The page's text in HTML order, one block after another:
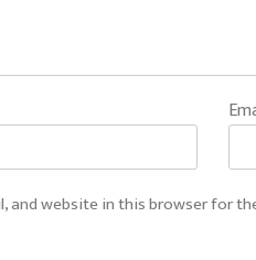
and website in this browser for